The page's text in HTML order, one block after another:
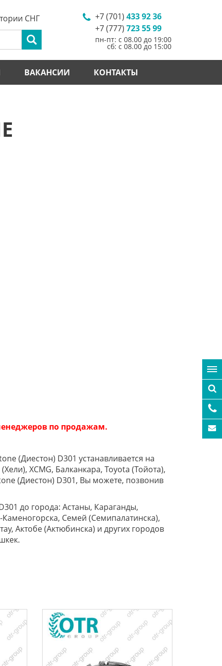
+7 (701) 433 92 36
+7 (777) 723 55 99
пн-пт: с 08.00 до 19:00
сб: с 08.00 до 15:00
СНГ
ВАКАНСИИ КОНТАКТЫ
по продажам.
(Диестон) D301 устанавливается на
XCMG, Балканкара, Toyota (Тойота),
(Диестон) D301, Вы можете, позвонив
до города: Астаны, Караганды,
Семей (Семипалатинска),
Актобе (Актюбинска) и других городов